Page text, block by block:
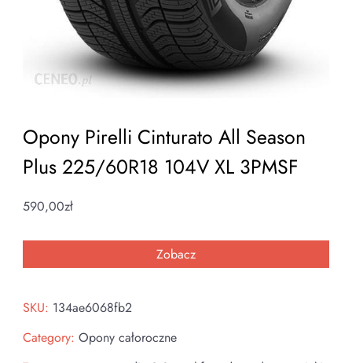
Opony Pirelli Cinturato All Season
Plus 225/60R18 104V XL 3PMSF
590,00zł
Zobacz
SKU: 134ae6068fb2
Category: Opony całoroczne